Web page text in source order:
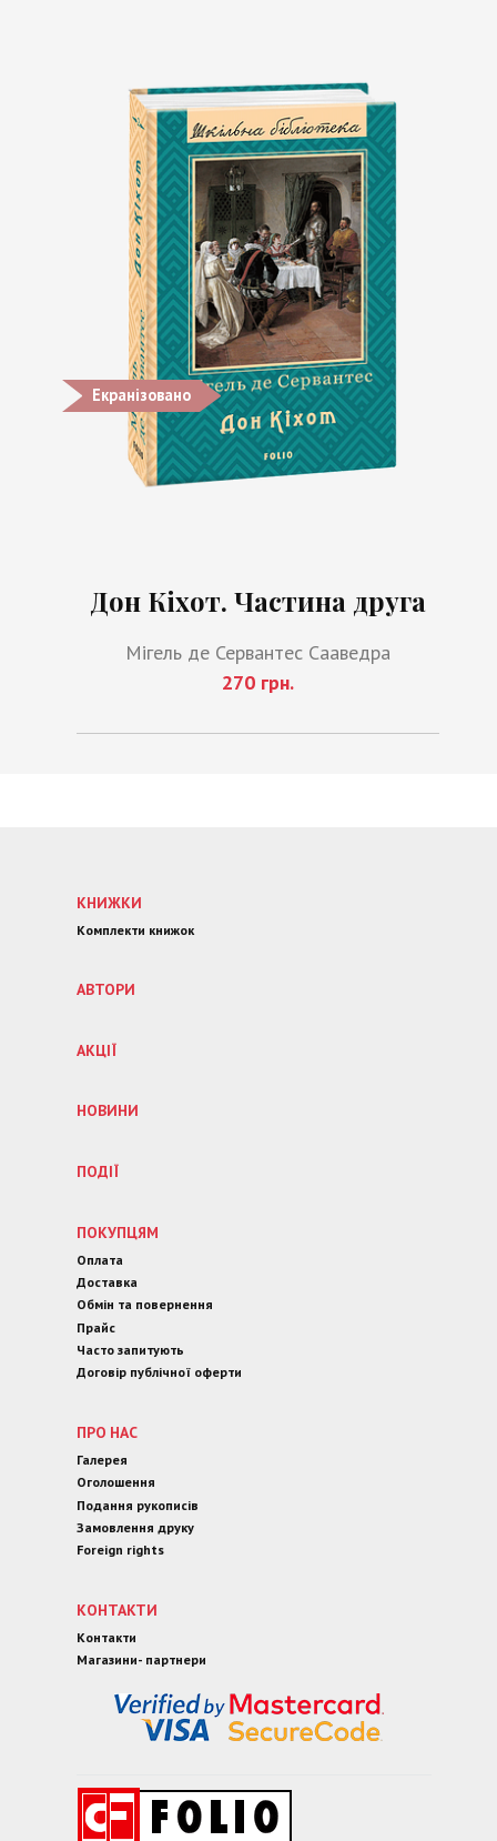
Екранізовано
Дон Кіхот. Частина друга
Мігель де Сервантес Сааведра
270 грн.
КНИЖКИ
Комплекти книжок
АВТОРИ
АКЦІЇ
НОВИНИ
ПОДІЇ
ПОКУПЦЯМ
Оплата
Доставка
Обмін та повернення
Прайс
Часто запитують
Договір публічної оферти
ПРО НАС
Галерея
Оголошення
Подання рукописів
Замовлення друку
Foreign rights
КОНТАКТИ
Контакти
Магазини- партнери